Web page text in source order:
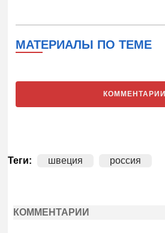
МАТЕРИАЛЫ ПО ТЕМЕ
КОММЕНТАРИИ
Теги: швеция россия
КОММЕНТАРИИ